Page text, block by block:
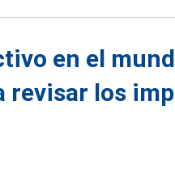
en el
revisar los